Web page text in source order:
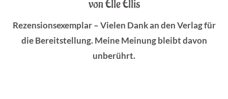
von Elle Ellis
Rezensionsexemplar – Vielen Dank an den Verlag für
die Bereitstellung. Meine Meinung bleibt davon
unberührt.